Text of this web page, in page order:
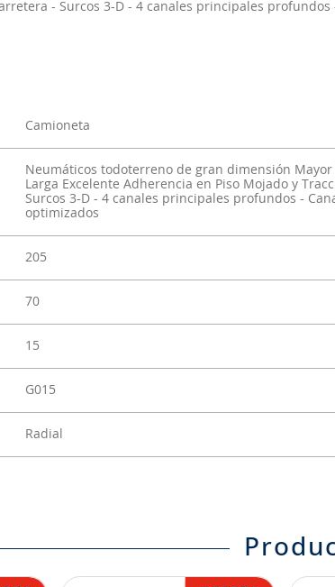
- Surcos 3-D - 4 canales principales profundos
Camioneta
Neumáticos todoterreno de gran dimensión
Larga Excelente Adherencia en Piso Mojado y
Surcos 3-D - 4 canales principales profundos -
optimizados
205
70
15
G015
Radial